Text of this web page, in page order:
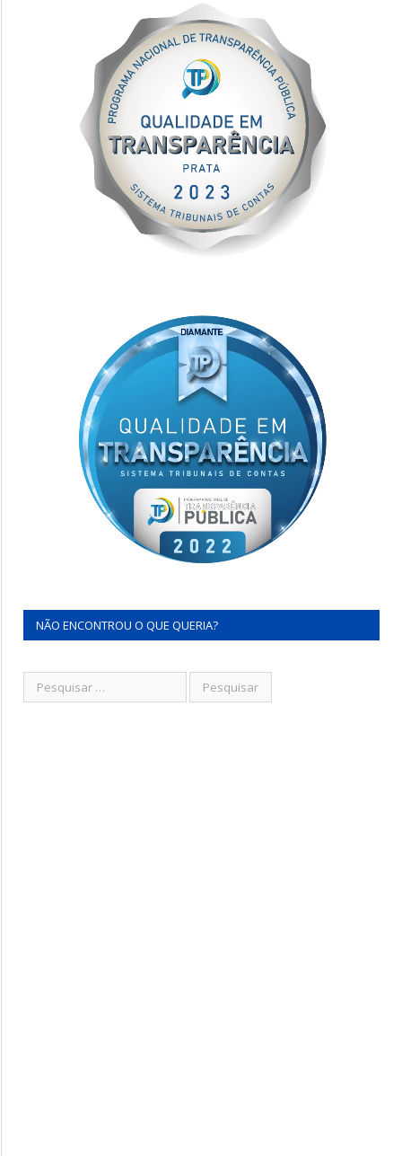
NÃO ENCONTROU O QUE QUERIA?